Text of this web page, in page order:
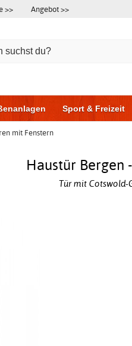
>> Angebot >>
Sport & Freizeit
mit Fenstern
Haustür Bergen
Tür mit Cotswold-